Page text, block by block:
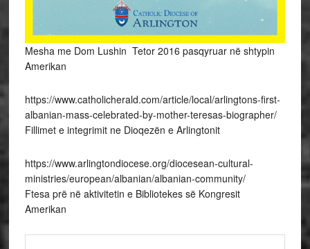
Mesha me Dom Lushin Tetor 2016 pasqyruar në shtypin
Amerikan
https://www.catholicherald.com/article/local/arlingtons-first-
albanian-mass-celebrated-by-mother-teresas-biographer/
Fillimet e integrimit ne Dioqezën e Arlingtonit
https://www.arlingtondiocese.org/diocesean-cultural-
ministries/european/albanian/albanian-community/
Ftesa prë në aktivitetin e Bibliotekes së Kongresit
Amerikan